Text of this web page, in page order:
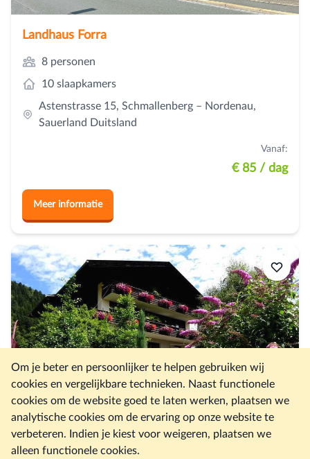
Landhaus Forra
8 personen
10 slaapkamers
Astenstrasse 15, Schmallenberg – Nordenau,
Sauerland Duitsland
Vanaf:
€ 85 / dag
Meer informatie
Om je beter en persoonlijker te helpen gebruiken wij
cookies en vergelijkbare technieken. Naast functionele
cookies om de website goed te laten werken, plaatsen we
analytische cookies om de ervaring op onze website te
verbeteren. Indien je kiest voor weigeren, plaatsen we
alleen functionele cookies.